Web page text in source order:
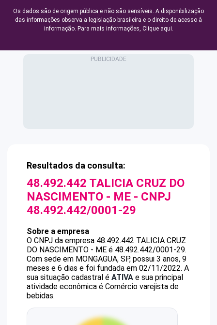
Os dados são de origem pública e não são sensíveis. A disponibilização
das informações observa a legislação brasileira e o direito de acesso à
informação. Para mais informações, Clique aqui.
Resultados da consulta:
48.492.442 TALICIA CRUZ DO
NASCIMENTO - ME - CNPJ
48.492.442/0001-29
Sobre a empresa
O CNPJ da empresa 48.492.442 TALICIA CRUZ
DO NASCIMENTO - ME é 48.492.442/0001-29.
Com sede em MONGAGUA, SP, possui 3 anos, 9
meses e 6 dias e foi fundada em 02/11/2022. A
sua situação cadastral é ATIVA e sua principal
atividade econômica é Comércio varejista de
bebidas.